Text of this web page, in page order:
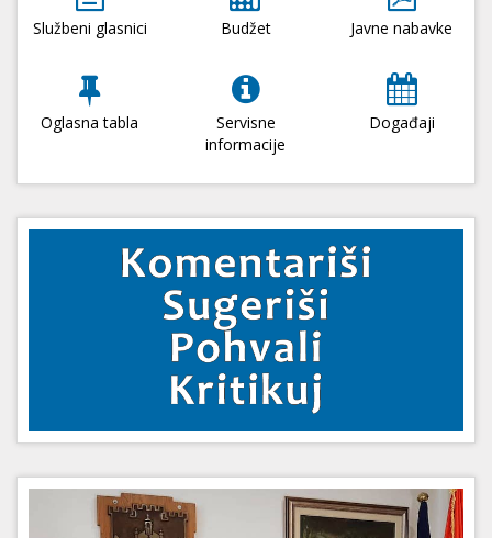
Službeni glasnici Budžet Javne nabavke
Oglasna tabla
Servisne
informacije
Događaji